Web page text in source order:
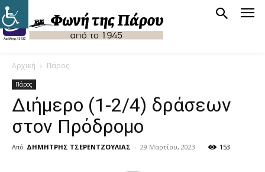
Αρχική Πάρος
Πάρος
Διήμερο (1-2/4) δράσεων
στον Πρόδρομο
Από ΔΗΜΗΤΡΗΣ ΤΣΕΡΕΝΤΖΟΥΛΙΑΣ - 29 Μαρτίου, 2023 153